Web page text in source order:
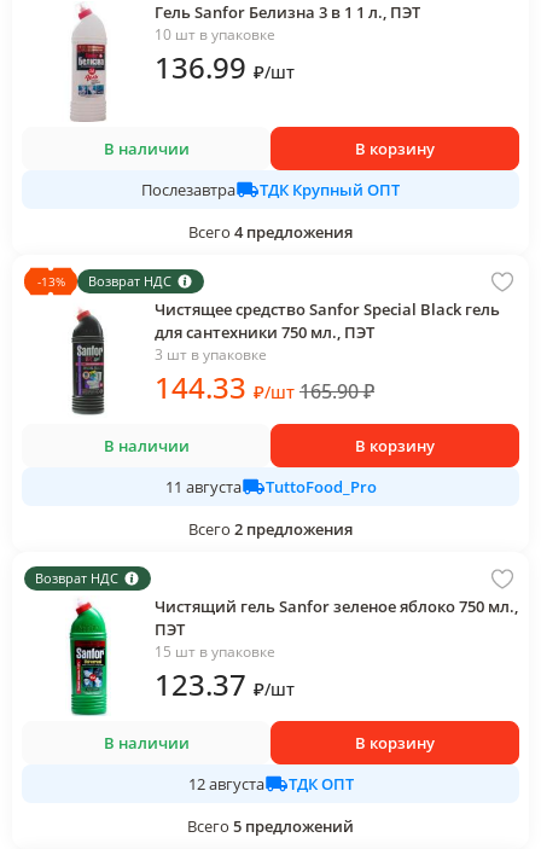
Гель Sanfor Белизна 3 в 1 1 л., ПЭТ
10 шт в упаковке
136.99 ₽/шт
В наличии
В корзину
Послезавтра
ТДК Крупный ОПТ
Всего 4 предложения
-13% Возврат НДС
Чистящее средство Sanfor Special Black гель
для сантехники 750 мл., ПЭТ
3 шт в упаковке
144.33 ₽/шт 165.90₽
В наличии
В корзину
11 августа
TuttoFood_Pro
Всего 2 предложения
Возврат НДС
Чистящий гель Sanfor зеленое яблоко 750 мл.,
ПЭТ
15 шт в упаковке
123.37 ₽/шт
В наличии
В корзину
12 августа
ТДК ОПТ
Всего 5 предложений